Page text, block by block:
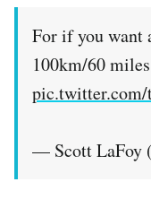
For if you want
100km/60
— Scott LaFoy